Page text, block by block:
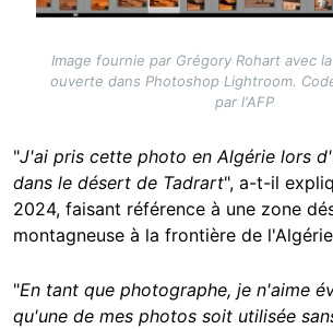
Image fournie par Grégory Rohart avec
ouverte dans Photoshop Lightroom.
par l'AFP
"J'ai pris cette photo en Algérie lors
dans le désert de Tadrart", a-t-il
2024, faisant référence à une zone
montagneuse à la frontière de
"En tant que photographe, je n'aime
qu'une de mes photos soit utilisée